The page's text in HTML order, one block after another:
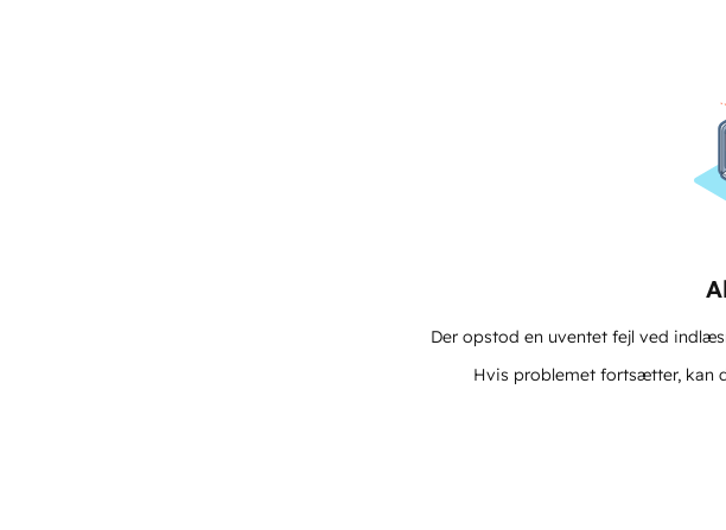
Der opstod en uventet fejl ved
Hvis problemet fortsætter, kan